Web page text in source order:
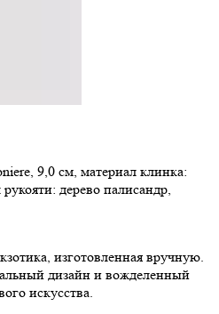
9,0 см, материал клинка:
дерево палисандр,
изготовленная вручную.
дизайн и вожделенный
искусства.